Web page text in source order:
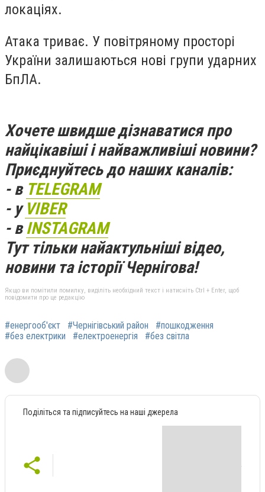
локаціях.
Атака триває. У повітряному просторі
України залишаються нові групи ударних
БпЛА.
Хочете швидше дізнаватися про
найцікавіші і найважливіші новини?
Приєднуйтесь до наших каналів:
- в TELEGRAM
- у VIBER
- вINSTAGRAM
Тут тільки найактульніші відео,
новини та історії Чернігова!
Якщо ви помітили помилку, виділіть необхідний текст і натисніть Ctrl + Enter, щоб
повідомити про це редакцію
#енергооб'єкт #Чернігівський район
#пошкодження
#без електрики
#електроенергія #без світла
Поділіться та підписуйтесь на наші джерела